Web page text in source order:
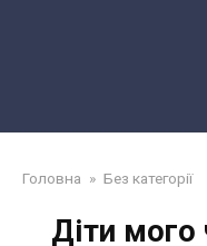
Головна » Без категорії
Діти мого